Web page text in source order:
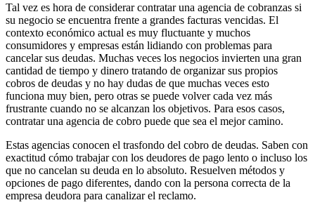
Tal vez es hora de considerar contratar una agencia de cobranzas si
su negocio se encuentra frente a grandes facturas vencidas. El
contexto económico actual es muy fluctuante y muchos
consumidores y empresas están lidiando con problemas para
cancelar sus deudas. Muchas veces los negocios invierten una gran
cantidad de tiempo y dinero tratando de organizar sus propios
cobros de deudas y no hay dudas de que muchas veces esto
funciona muy bien, pero otras se puede volver cada vez más
frustrante cuando no se alcanzan los objetivos. Para esos casos,
contratar una agencia de cobro puede que sea el mejor camino.
Estas agencias conocen el trasfondo del cobro de deudas. Saben con
exactitud cómo trabajar con los deudores de pago lento o incluso los
que no cancelan su deuda en lo absoluto. Resuelven métodos y
opciones de pago diferentes, dando con la persona correcta de la
empresa deudora para canalizar el reclamo.